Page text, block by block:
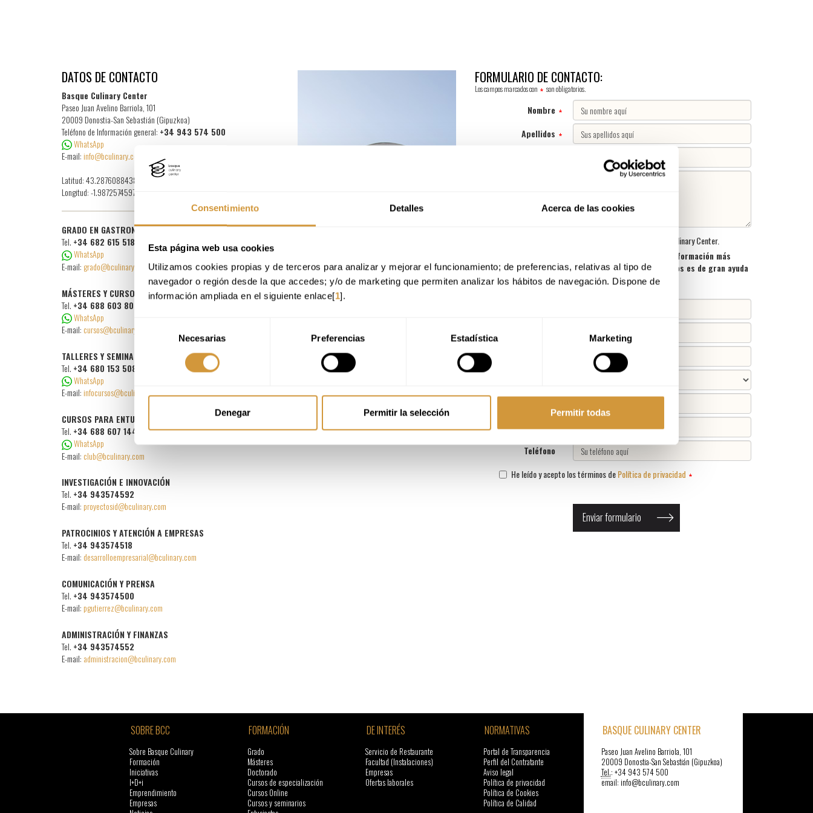
Consentimiento Detalles Acerca de las cookies
Esta página web usa cookies
Utilizamos cookies propias y de terceros para analizar y mejorar el funcionamiento; de preferencias, relativas al tipo de
navegador o región desde la que accedes; y/o de marketing que permiten analizar los hábitos de navegación. Dispone de
información ampliada en el siguiente enlace[1].
consentimiento
Necesarias Preferencias Estadística Marketing
Denegar Permitir la selección Permitir todas
DATOS DE CONTACTO
Basque Culinary Center
Paseo Juan Avelino Barriola, 101
20009 Donostia-San Sebastián (Gipuzkoa)
Teléfono de Información general: +34 943 574 500
WhatsApp
E-mail: info@bculinary.com
Latitud: 43.287608843878
Longitud: -1.9872574597314
GRADO EN GASTRONOMÍA Y ARTES CULINARIAS
Tel. +34 682 615 518
WhatsApp
E-mail: grado@bculinary.com
MÁSTERES Y CURSOS DE ESPECIALIZACIÓN
Tel. +34 688 603 800
WhatsApp
E-mail: cursos@bculinary.com
TALLERES Y SEMINARIOS
Tel. +34 680 153 508
WhatsApp
E-mail: infocursos@bculinary.com
CURSOS PARA ENTUSIASTAS
Tel. +34 688 607 144
WhatsApp
E-mail: club@bculinary.com
INVESTIGACIÓN E INNOVACIÓN
Tel. +34 943574592
E-mail: proyectosid@bculinary.com
PATROCINIOS Y ATENCIÓN A EMPRESAS
Tel. +34 943574518
E-mail: desarrolloempresarial@bculinary.com
COMUNICACIÓN Y PRENSA
Tel. +34 943574500
E-mail: pgutierrez@bculinary.com
ADMINISTRACIÓN Y FINANZAS
Tel. +34 943574552
E-mail: administracion@bculinary.com
FORMULARIO DE CONTACTO:
Los campos marcados con son obligatorios.
Nombre
Apellidos
Si, deseo recibir el boletín informativo de Basque Culinary Center.
Con el fin de saber algo más sobre ti para ofrecerte información más
adecuada a tus intereses y mejorar nuestro servicio, nos es de gran ayuda
que rellenes los siguientes datos
Cargo
Teléfono
He leído y acepto los términos dePolítica de privacidad
SOBRE BCC
Sobre Basque Culinary
Formación
Iniciativas
I+D+i
Emprendimiento
Empresas
FORMACIÓN
Grado
Másteres
Doctorado
Cursos de especialización
Cursos Online
Cursos y seminarios
DE INTERÉS
Servicio de Restaurante
Facultad (Instalaciones)
Empresas
Ofertas laborales
NORMATIVAS
Portal de Transparencia
Perfil del Contratante
Aviso legal
Política de privacidad
Política de Cookies
Política de Calidad
BASQUE CULINARY CENTER
Paseo Juan Avelino Barriola, 101
20009 Donostia-San Sebastián (Gipuzkoa)
Tel.: +34 943 574 500
email: info@bculinary.com